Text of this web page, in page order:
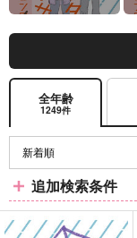
全年齢
1249件
追加検索条件